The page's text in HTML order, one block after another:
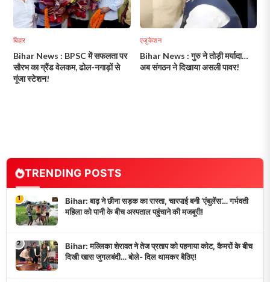
बिहार
Bihar News : BPSC में सफलता पर
सौरभ का ग्रैंड वेलकम, ढोल-नगाड़ों से
गूंजा स्टेशन!
एजुकेशन
Bihar News : गुरु ने तोड़ी मर्यादा…
अब संगठन ने दिखाया असली पावर!
TRENDING POSTS
1
Bihar: बाढ़ ने छीना सड़क का रास्ता, चारपाई बनी ‘एंबुलेंस’… गर्भवती
महिला को पानी के बीच अस्पताल पहुंचाने की मजबूरी!
2
Bihar: मल्लिका शेरावत ने तेज प्रताप को पहनाया कोट, कैमरों के बीच
दिखी खास जुगलबंदी… बोले- दिल थामकर बैठिए!